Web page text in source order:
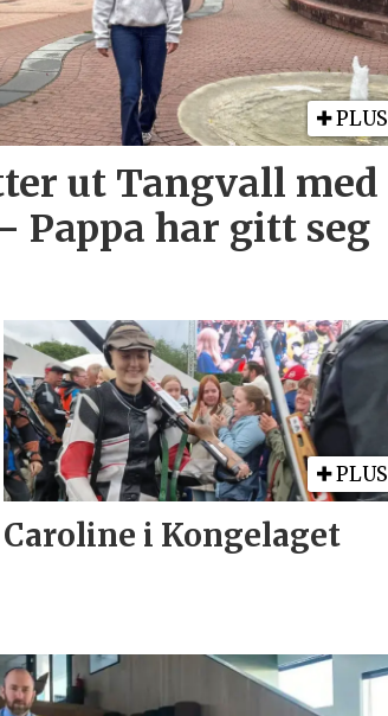
PLUS
ut Tangvall med
Pappa har gitt seg
PLUS
Caroline i Kongelaget